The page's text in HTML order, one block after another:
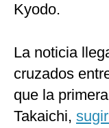
Kyodo.
La noticia
cruzados
que la
Takaichi,